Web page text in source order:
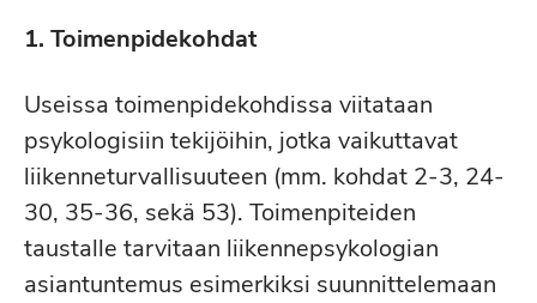
1. Toimenpidekohdat
Useissa toimenpidekohdissa viitataan
psykologisiin tekijöihin, jotka vaikuttavat
liikenneturvallisuuteen (mm. kohdat 2-3, 24-
30, 35-36, sekä 53). Toimenpiteiden
taustalle tarvitaan liikennepsykologian
asiantuntemus esimerkiksi suunnittelemaan